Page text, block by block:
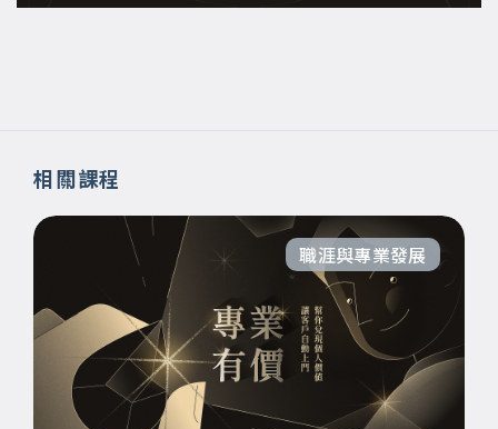
相關課程
職涯與專業發展